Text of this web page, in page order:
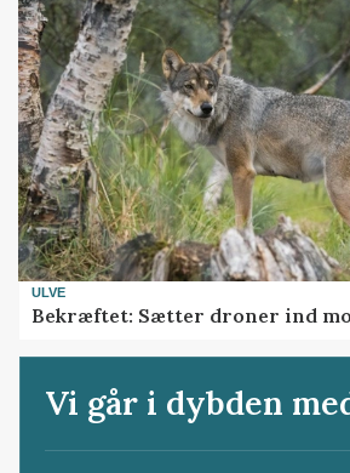
ULVE
Bekræftet: Sætter droner ind
Vi går i dybden